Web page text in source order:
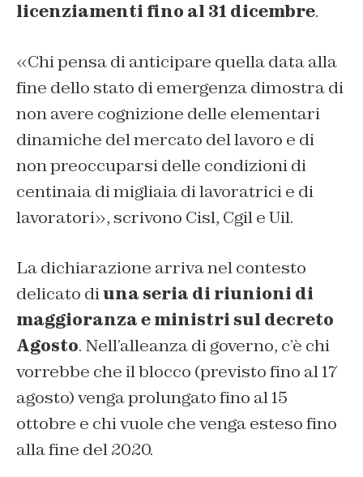
licenziamenti fino al 31 dicembre.
«Chi pensa di anticipare quella data alla
fine dello stato di emergenza dimostra di
non avere cognizione delle elementari
dinamiche del mercato del lavoro e di
non preoccuparsi delle condizioni di
centinaia di migliaia di lavoratrici e di
lavoratori», scrivono Cisl, Cgil e Uil.
La dichiarazione arriva nel contesto
delicato diuna seria di riunioni di
maggioranza e ministri sul decreto
Agosto. Nell’alleanza di governo, c’è chi
vorrebbe che il blocco (previsto fino al 17
agosto) venga prolungato fino al 15
ottobre e chi vuole che venga esteso fino
alla fine del 2020.